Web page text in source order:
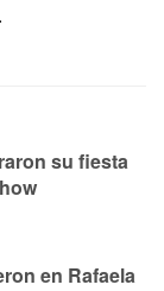
su fiesta
en Rafaela